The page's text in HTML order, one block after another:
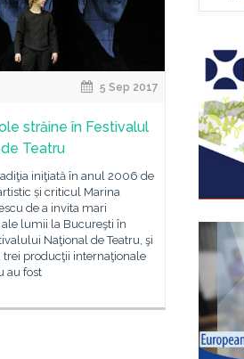
5 Sep 2017
străine în Festivalul
Teatru
iniţiată în anul 2006 de
și criticul Marina
de a invita mari
lumii la Bucureşti în
Naţional de Teatru, şi
trei producţii internaţionale
au fost